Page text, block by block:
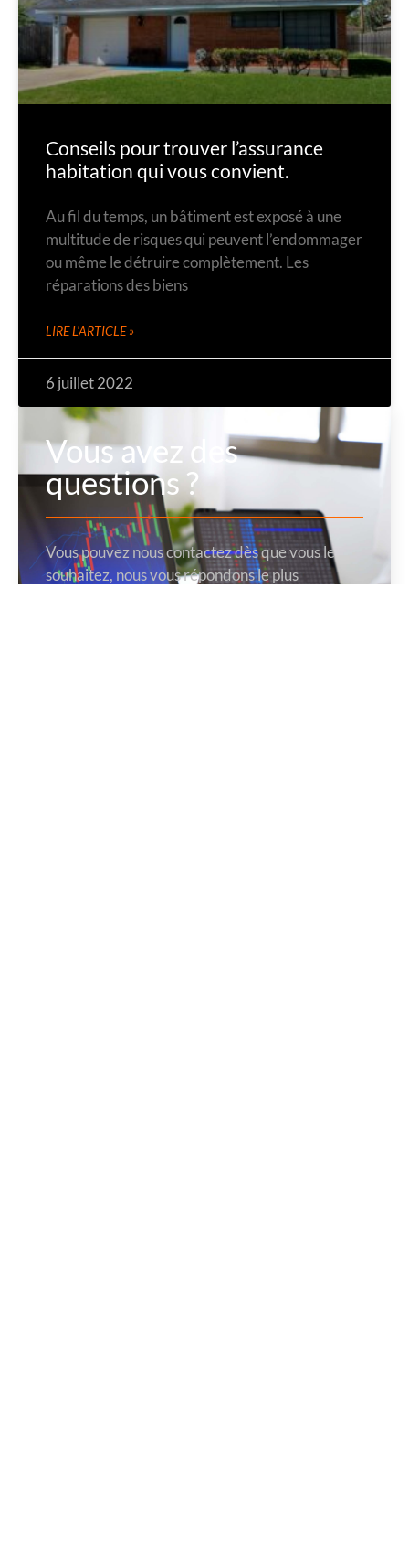
Conseils pour trouver l’assurance
habitation qui vous convient.
Au fil du temps, un bâtiment est exposé à une
multitude de risques qui peuvent l’endommager
ou même le détruire complètement. Les
réparations des biens
LIRE L'ARTICLE »
6 juillet 2022
Vous avez des
questions ?
Vous pouvez nous contactez dès que vous le
souhaitez, nous vous répondons le plus